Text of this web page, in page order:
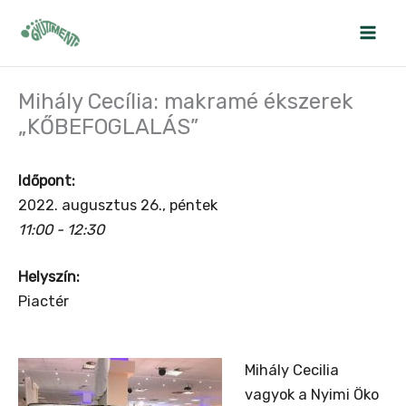
Mihály Cecília: makramé ékszerek
„KŐBEFOGLALÁS”
Időpont:
2022. augusztus 26., péntek
11:00 - 12:30
Helyszín:
Piactér
Mihály Cecilia
vagyok a Nyimi Öko